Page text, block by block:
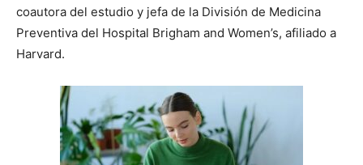
coautora del estudio y jefa de la División de Medicina
Preventiva del Hospital Brigham and Women’s, afiliado a
Harvard.